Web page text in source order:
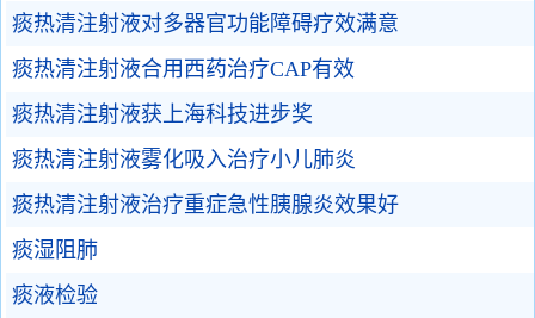
痰热清注射液对多器官功能障碍疗效满意
痰热清注射液合用西药治疗CAP有效
痰热清注射液获上海科技进步奖
痰热清注射液雾化吸入治疗小儿肺炎
痰热清注射液治疗重症急性胰腺炎效果好
痰湿阻肺
痰液检验